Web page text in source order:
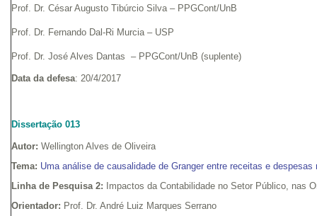
Prof. Dr. César Augusto Tibúrcio Silva – PPGCont/UnB
Prof. Dr. Fernando Dal-Ri Murcia – USP
Prof. Dr. José Alves Dantas – PPGCont/UnB (suplente)
Data da defesa: 20/4/2017
Dissertação 013
Autor: Wellington Alves de Oliveira
Tema: Uma análise de causalidade de Granger entre receitas e
Linha de Pesquisa 2: Impactos da Contabilidade no Setor Público, nas
Orientador: Prof. Dr. André Luiz Marques Serrano